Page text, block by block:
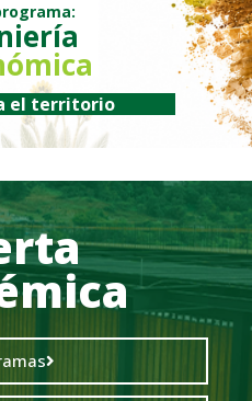
el territorio